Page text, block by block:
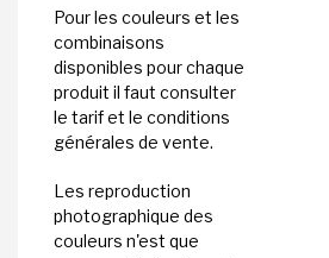
Pour les couleurs et les
combinaisons
disponibles pour chaque
produit il faut consulter
le tarif et le conditions
générales de vente.
Les reproduction
photographique des
couleurs n'est que